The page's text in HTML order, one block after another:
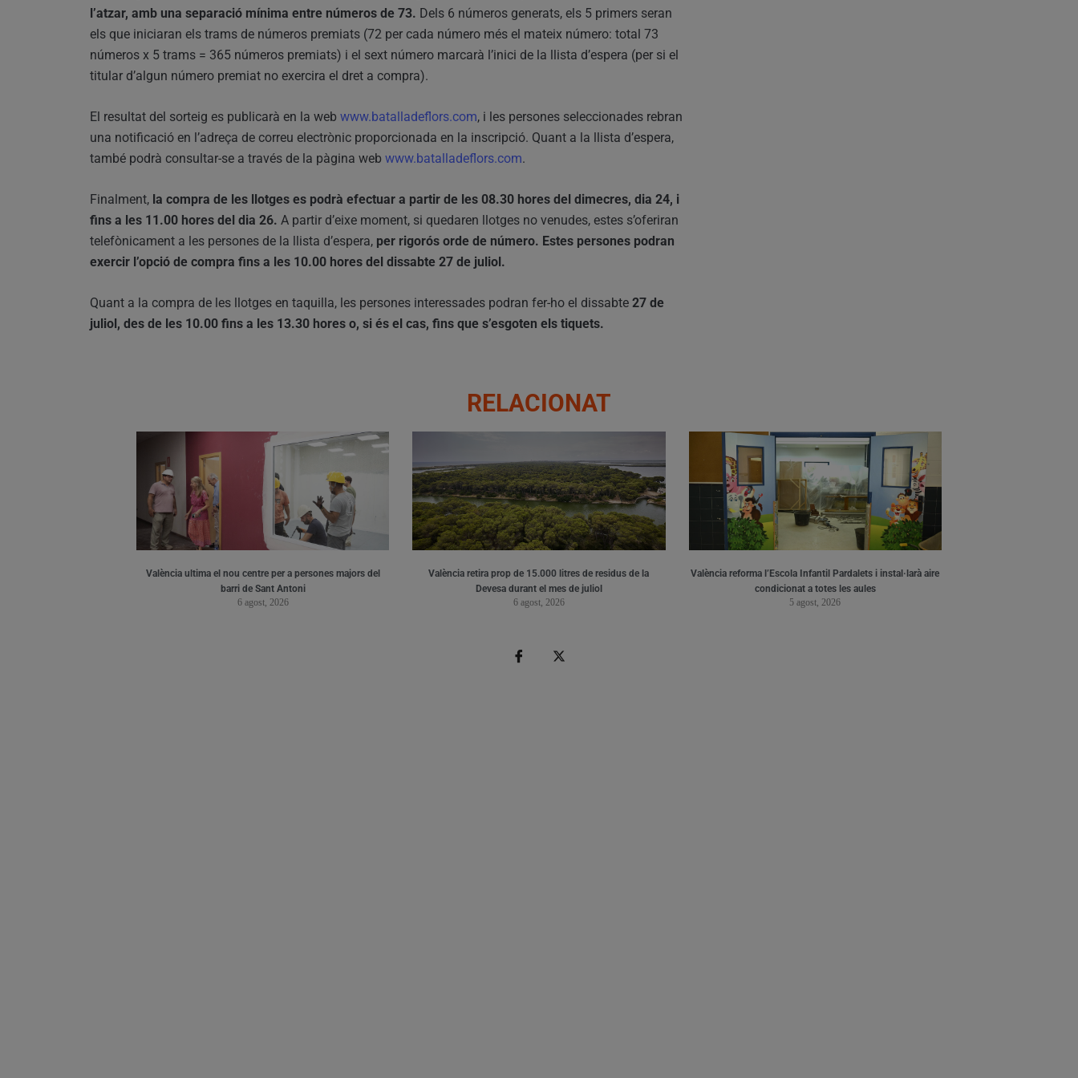
l’atzar, amb una separació mínima entre números de 73. Dels 6 números generats, els 5 primers seran
els que iniciaran els trams de números premiats (72 per cada número més el mateix número: total 73
números x 5 trams = 365 números premiats) i el sext número marcarà l’inici de la llista d’espera (per si el
titular d’algun número premiat no exercira el dret a compra).
El resultat del sorteig es publicarà en la web www.batalladeflors.com, i les persones seleccionades rebran
una notificació en l’adreça de correu electrònic proporcionada en la inscripció. Quant a la llista d’espera,
també podrà consultar-se a través de la pàgina web www.batalladeflors.com.
Finalment, la compra de les llotges es podrà efectuar a partir de les 08.30 hores del dimecres, dia 24, i
fins a les 11.00 hores del dia 26. A partir d’eixe moment, si quedaren llotges no venudes, estes s’oferiran
telefònicament a les persones de la llista d’espera, per rigorós orde de número. Estes persones podran
exercir l’opció de compra fins a les 10.00 hores del dissabte 27 de juliol.
Quant a la compra de les llotges en taquilla, les persones interessades podran fer-ho el dissabte 27 de
juliol, des de les 10.00 fins a les 13.30 hores o, si és el cas, fins que s’esgoten els tiquets.
RELACIONAT
València ultima el nou centre per a persones majors del
barri de Sant Antoni
6 agost, 2026
València retira prop de 15.000 litres de residus de la
Devesa durant el mes de juliol
6 agost, 2026
València reforma l’Escola Infantil Pardalets i instal·larà aire
condicionat a totes les aules
5 agost, 2026